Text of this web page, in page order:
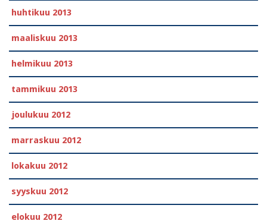
huhtikuu 2013
maaliskuu 2013
helmikuu 2013
tammikuu 2013
joulukuu 2012
marraskuu 2012
lokakuu 2012
syyskuu 2012
elokuu 2012